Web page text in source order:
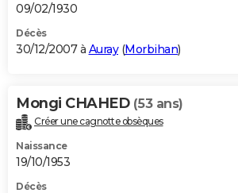
09/02/1930
Décès
30/12/2007 à Auray(Morbihan)
Mongi CHAHED (53 ans)
Créer une cagnotte obsèques
Naissance
19/10/1953
Décès